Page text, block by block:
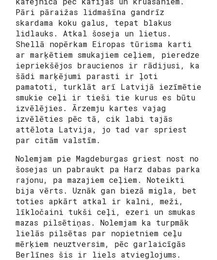
Pāri pāraižas lidmašīna gandrīz
skardama koku galus, tepat blakus
lidlauks. Atkal šoseja un lietus.
Shellā nopērkam Eiropas tūrisma karti
ar marķētiem smukajiem ceļiem, pieredze
iepriekšējos braucienos ir rādijusi, ka
šādi marķējumi parasti ir ļoti
pamatoti, turklāt arī Latvijā iezīmētie
smukie ceļi ir tieši tie kurus es būtu
izvēlējies. Ārzemju kartes vajag
izvēlēties pēc tā, cik labi tajās
attēlota Latvija, jo tad var spriest
par citām valstīm.
Nolemjam pie Magdeburgas griest nost no
šosejas un pabraukt pa Harz dabas parka
rajonu, pa mazajiem ceļiem. Noteikti
bija vērts. Uznāk gan biezā migla, bet
toties apkārt atkal ir kalni, meži,
līkločaini tukši ceļi, ezeri un smukas
mazas pilsētiņas. Nolemjam ka turpmāk
lielās pilsētas par nopietniem ceļu
mērķiem neuztversim, pēc garlaicīgās
Berlīnes šis ir liels atvieglojums.